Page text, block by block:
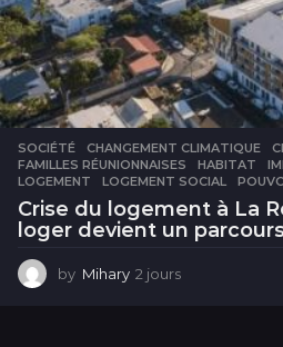
SOCIÉTÉ CHANGEMENT CLIMATIQUE ,
FAMILLES RÉUNIONNAISES
,HABITAT ,
LOGEMENT
,LOGEMENT SOCIAL ,
Crise du logement à La
loger devient un
by Mihary 2 jours